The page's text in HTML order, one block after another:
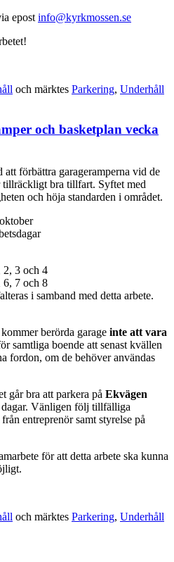
epost info@kyrkmossen.se
och märktes Parkering, Underhåll
och basketplan vecka
förbättra garageramperna vid de
tillräckligt bra tillfart. Syftet med
och höja standarden i området.
2, 3 och 4
6, 7 och 8
i samband med detta arbete.
berörda garage inte att vara
samtliga boende att senast kvällen
fordon, om de behöver användas
går bra att parkera på Ekvägen
dagar. Vänligen följ tillfälliga
entreprenör samt styrelse på
för att detta arbete ska kunna
och märktes Parkering, Underhåll